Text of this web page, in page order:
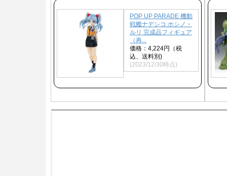
POP UP PARADE 機動
戦艦ナデシコ ホシノ・
ルリ 完成品フィギュア
（再...
価格：4,224円（税
込、送料別)
(2023/12/30時点)